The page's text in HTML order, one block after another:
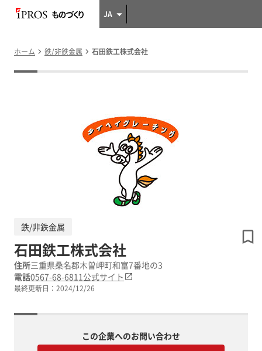
JA
ホーム 鉄/非鉄金属 石田鉄工株式会社
鉄/非鉄金属
石田鉄工株式会社
住所三重県桑名郡木曽岬町和富7番地の3
電話0567-68-6811 公式サイト
最終更新日： 2024/12/26
この企業へのお問い合わせ